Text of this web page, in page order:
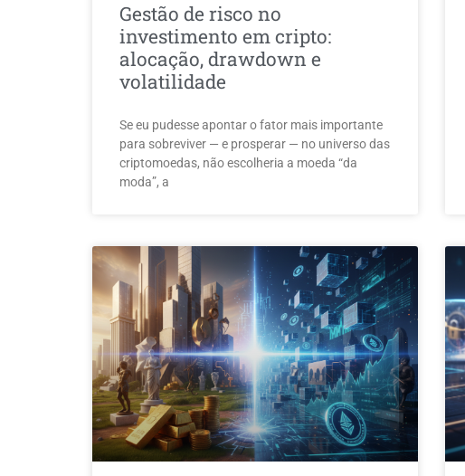
Gestão de risco no
investimento em cripto:
alocação, drawdown e
volatilidade
Se eu pudesse apontar o fator mais importante
para sobreviver — e prosperar — no universo das
criptomoedas, não escolheria a moeda “da
moda”, a